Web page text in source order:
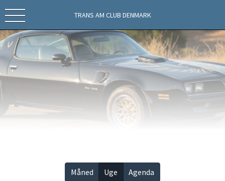
TRANS AM CLUB DENMARK
Måned Uge Agenda